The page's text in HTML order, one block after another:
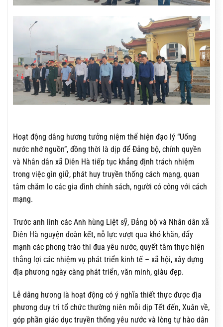
Hoạt động dâng hương tưởng niệm thể hiện đạo lý “Uống
nước nhớ nguồn”, đồng thời là dịp để Đảng bộ, chính quyền
và Nhân dân xã Diên Hà tiếp tục khẳng định trách nhiệm
trong việc gìn giữ, phát huy truyền thống cách mạng, quan
tâm chăm lo các gia đình chính sách, người có công với cách
mạng.
Trước anh linh các Anh hùng Liệt sỹ, Đảng bộ và Nhân dân xã
Diên Hà nguyện đoàn kết, nỗ lực vượt qua khó khăn, đẩy
mạnh các phong trào thi đua yêu nước, quyết tâm thực hiện
thắng lợi các nhiệm vụ phát triển kinh tế – xã hội, xây dựng
địa phương ngày càng phát triển, văn minh, giàu đẹp.
Lễ dâng hương là hoạt động có ý nghĩa thiết thực được địa
phương duy trì tổ chức thường niên mỗi dịp Tết đến, Xuân về,
góp phần giáo dục truyền thống yêu nước và lòng tự hào dân